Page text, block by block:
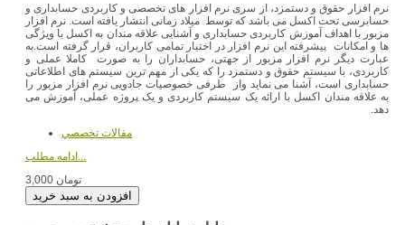
نرم افزار حقوق و دستمزد، از سری نرم افزار های تخصصی و کاربردی حسابداری و
حسابرسی تحت اکسل می باشد که توسط میلاد زمانی انتشار یافته است. نرم افزار
مزبور با اهداف آموزش کاربردی حسابداری و آشنایی علاقه مندان به اکسل با ویژگی
ها و امکانات پیشرفته این نرم افزار در اختیار تمامی کاربران، قرار گرفته است.به
عبارت دیگر نرم افزار مزبور از جهتی، حسابداران را به صورت کاملا عملی و
کاربردی، با سیستم حقوق و دستمزد را که یکی از مهم ترین سیستم های اطلاعاتی
حسابداری است، آشنا می نماید واز طرفی خصوصیات جادویی نرم افزار مزبور را
به علاقه مندان اکسل با ارائه یک سیستم کاربردی و یک پروژه عملی، آموزش می
دهد.
مقالات تخصصي
ادامه مطلب...
3,000 تومان